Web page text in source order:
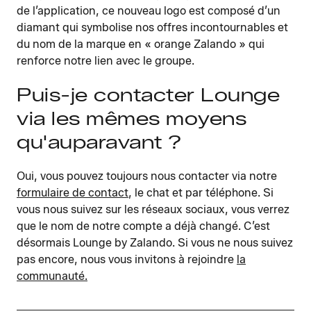
de l’application, ce nouveau logo est composé d’un
diamant qui symbolise nos offres incontournables et
du nom de la marque en « orange Zalando » qui
renforce notre lien avec le groupe.
Puis-je contacter Lounge
via les mêmes moyens
qu'auparavant ?
Oui, vous pouvez toujours nous contacter via notre
formulaire de contact, le chat et par téléphone. Si
vous nous suivez sur les réseaux sociaux, vous verrez
que le nom de notre compte a déjà changé. C’est
désormais Lounge by Zalando. Si vous ne nous suivez
pas encore, nous vous invitons à rejoindre la
communauté.